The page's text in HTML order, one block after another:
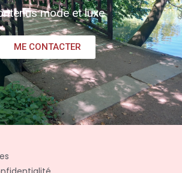
mode et luxe
ME CONTACTER